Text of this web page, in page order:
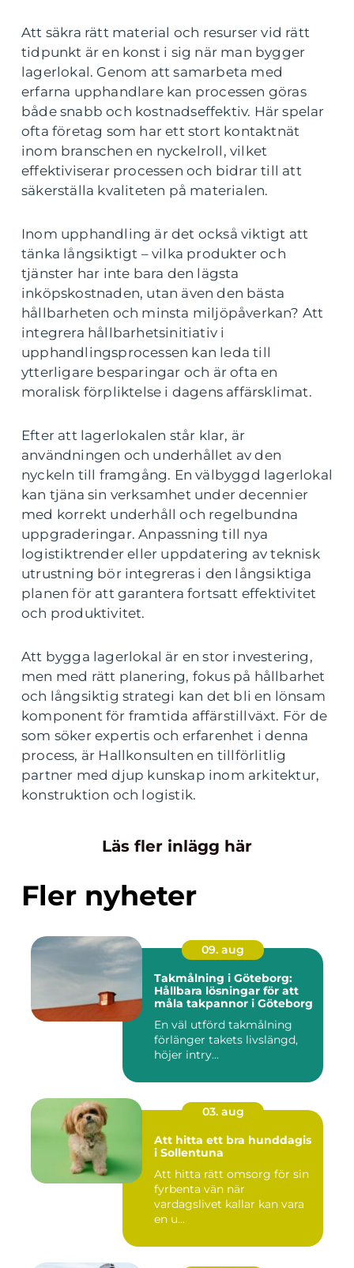
Att säkra rätt material och resurser vid rätt
tidpunkt är en konst i sig när man bygger
lagerlokal. Genom att samarbeta med
erfarna upphandlare kan processen göras
både snabb och kostnadseffektiv. Här spelar
ofta företag som har ett stort kontaktnät
inom branschen en nyckelroll, vilket
effektiviserar processen och bidrar till att
säkerställa kvaliteten på materialen.
Inom upphandling är det också viktigt att
tänka långsiktigt – vilka produkter och
tjänster har inte bara den lägsta
inköpskostnaden, utan även den bästa
hållbarheten och minsta miljöpåverkan? Att
integrera hållbarhetsinitiativ i
upphandlingsprocessen kan leda till
ytterligare besparingar och är ofta en
moralisk förpliktelse i dagens affärsklimat.
Efter att lagerlokalen står klar, är
användningen och underhållet av den
nyckeln till framgång. En välbyggd lagerlokal
kan tjäna sin verksamhet under decennier
med korrekt underhåll och regelbundna
uppgraderingar. Anpassning till nya
logistiktrender eller uppdatering av teknisk
utrustning bör integreras i den långsiktiga
planen för att garantera fortsatt effektivitet
och produktivitet.
Att bygga lagerlokal är en stor investering,
men med rätt planering, fokus på hållbarhet
och långsiktig strategi kan det bli en lönsam
komponent för framtida affärstillväxt. För de
som söker expertis och erfarenhet i denna
process, är Hallkonsulten en tillförlitlig
partner med djup kunskap inom arkitektur,
konstruktion och logistik.
Läs fler inlägg här
Fler nyheter
09. aug
Takmålning i Göteborg:
Hållbara lösningar för att
måla takpannor i Göteborg
En väl utförd takmålning
förlänger takets livslängd,
höjer intry...
03. aug
Att hitta ett bra hunddagis
i Sollentuna
Att hitta rätt omsorg för sin
fyrbenta vän när
vardagslivet kallar kan vara
en u...